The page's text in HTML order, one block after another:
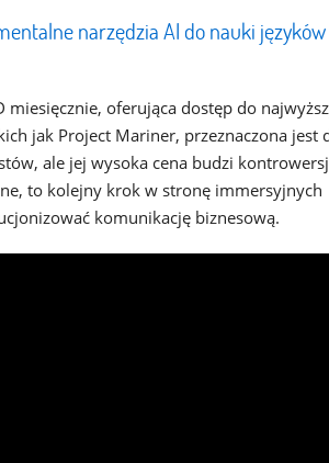
narzędzia AI do nauki
miesięcznie, oferująca dostęp do
jak Project Mariner, przeznaczona jest
ale jej wysoka cena budzi
to kolejny krok w stronę immersyjnych
komunikację biznesową.